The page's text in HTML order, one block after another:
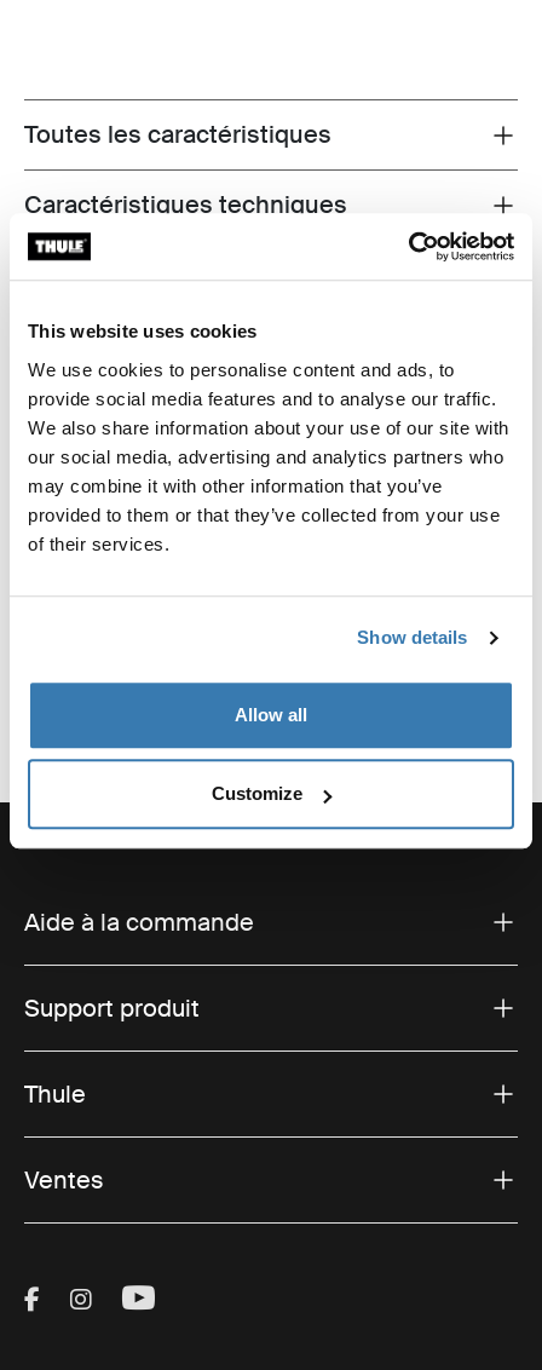
This website uses cookies
We use cookies to personalise content and ads, to
provide social media features and to analyse our traffic.
We also share information about your use of our site with
our social media, advertising and analytics partners who
may combine it with other information that you’ve
provided to them or that they’ve collected from your use
of their services.
Show details
Allow all
Customize
Toggle features
Toutes les caractéristiques
Toggle techspec
Caractéristiques techniques
Instructions
Commentaires
Informations de fabrication
Marque déposée : Thule Sweden AB
Nom du fabricant : Thule Sweden
Adresse du fabricant : Borggatan 5, 335 73 Hillerstorp,
E-mail : support@thule.com
Aide à la commande
Support produit
Thule
Ventes
Visit Thule on Facebook (external link)
Visit Thule on Instagram (external link)
Visit Thule on Youtube (external